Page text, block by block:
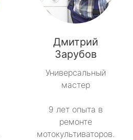
Дмитрий
Зарубов
Универсальный
мастер
9 лет опыта в
ремонте
мотокультиваторов.